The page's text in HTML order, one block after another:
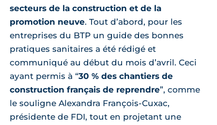
secteurs de la construction et de la
promotion neuve. Tout d’abord, pour les
entreprises du BTP un guide des bonnes
pratiques sanitaires a été rédigé et
communiqué au début du mois d’avril. Ceci
ayant permis à “30 % des chantiers de
construction français de reprendre”, comme
le souligne Alexandra François-Cuxac,
présidente de FDI, tout en projetant une